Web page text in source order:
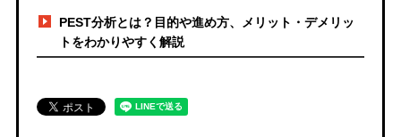
PEST分析とは？目的や進め方、メリット・デメリッ
トをわかりやすく解説